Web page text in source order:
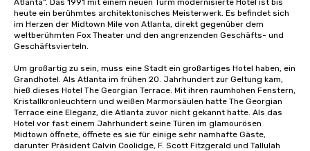
Atlanta“. Das 1991 mit einem neuen Turm modernisierte Hotel ist bis
heute ein berühmtes architektonisches Meisterwerk. Es befindet sich
im Herzen der Midtown Mile von Atlanta, direkt gegenüber dem
weltberühmten Fox Theater und den angrenzenden Geschäfts- und
Geschäftsvierteln.
Um großartig zu sein, muss eine Stadt ein großartiges Hotel haben, ein
Grandhotel. Als Atlanta im frühen 20. Jahrhundert zur Geltung kam,
hieß dieses Hotel The Georgian Terrace. Mit ihren raumhohen Fenstern,
Kristallkronleuchtern und weißen Marmorsäulen hatte The Georgian
Terrace eine Eleganz, die Atlanta zuvor nicht gekannt hatte. Als das
Hotel vor fast einem Jahrhundert seine Türen im glamourösen
Midtown öffnete, öffnete es sie für einige sehr namhafte Gäste,
darunter Präsident Calvin Coolidge, F. Scott Fitzgerald und Tallulah